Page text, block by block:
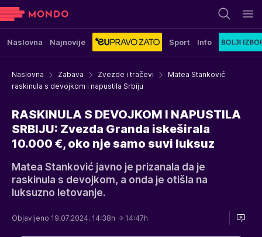
Naslovna Najnovije Sport Info
Naslovna Zabava Zvezde i tračevi
Matea Stanković
raskinula s devojkom i napustila Srbiju
RASKINULA S DEVOJKOM I NAPUSTILA
SRBIJU: Zvezda Granda iskeširala
10.000 €, oko nje samo suvi luksuz
Matea Stanković javno je prizanala da je
raskinula s devojkom, a onda je otišla na
luksuzno letovanje.
Objavljeno 19.07.2024. 14:38h → 14:47h